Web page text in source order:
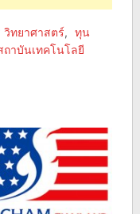
ทยาศาสตร์, ทุน
าบันเทคโนโลยี